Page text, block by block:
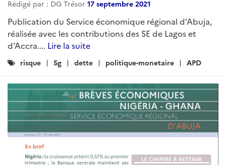
Rédigé par : DG Trésor 17 septembre 2021
Publication du Service économique régional d’Abuja,
réalisée avec les contributions des SE de Lagos et
d’Accra.... Lire la suite
Catégories
risque 5g dette politique-monetaire APD